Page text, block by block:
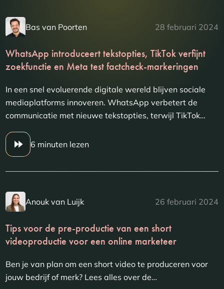
Bas van Poorten 28 februari 2024
WhatsApp introduceert tekstopties, TikTok verfijnt
zoekfunctie en Meta test factcheck-markeringen
In een snel evoluerende digitale wereld blijven sociale
mediaplatforms innoveren. WhatsApp verbetert de
communicatie met nieuwe tekstopties, terwijl TikTok…
6 minuten lezen
Anouk van Luijk 26 februari 2024
Tips voor de pre-productie van een short
videoproductie voor een online marketeer
Ben je van plan om een short video te produceren voor
jouw bedrijf of merk? Lees alles over de…